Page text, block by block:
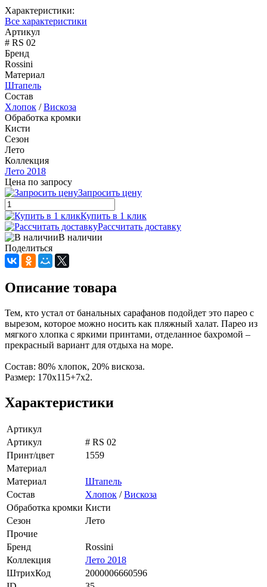
Характеристики:
Все характеристики
Артикул
# RS 02
Бренд
Rossini
Материал
Штапель
Состав
Хлопок /Вискоза
Обработка кромки
Кисти
Сезон
Лето
Коллекция
Лето 2018
Цена по запросу
Запросить цену
Купить в 1 клик
Рассчитать доставку
В наличии
Поделиться
Описание товара
Тем, кто устал от банальных сарафанов подойдет это парео с
вырезом, которое можно носить как пляжный халат. Парео из
мягкого хлопка с яркими принтами, отделанное бахромой –
прекрасный вариант для отдыха на море.
Состав: 80% хлопок, 20% вискоза.
Размер: 170х115+7х2.
Характеристики
Артикул
Артикул
# RS 02
Принт/цвет
1559
Материал
Материал
Штапель
Состав
Хлопок /Вискоза
Обработка кромки Кисти
Сезон
Лето
Прочие
Бренд
Rossini
Коллекция
Лето 2018
ШтрихКод
2000006660596